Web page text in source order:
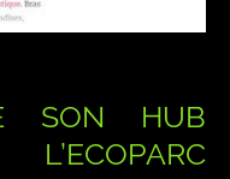
SON HUB